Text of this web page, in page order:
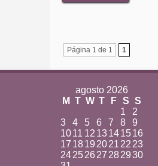
Página 1 de 1 1
agosto 2026
M T W T F S S
1
2
3
4 5 6 7 8
9
1011 12 13141516
17 1819 2021 22 23
24252627 282930